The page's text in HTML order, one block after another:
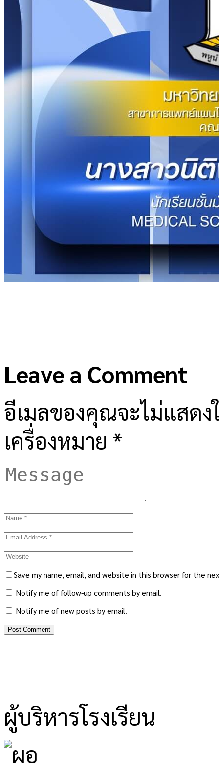
Leave a Comment
อีเมลของคุณจะไม่แสด
เครื่องหมาย *
Save my name, email, and website in this browser for the
Notify me of follow-up comments by email.
Notify me of new posts by email.
ผู้บริหารโรงเรียน